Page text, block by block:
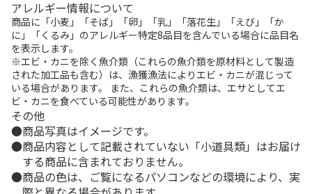
アレルギー情報について
商品に「小麦」「そば」「卵」「乳」「落花生」「えび」「か
に」「くるみ」のアレルギー特定8品目を含んでいる場合に品目名
を表示します。
※エビ・カニを除く魚介類（これらの魚介類を原材料として製造
された加工品も含む）は、漁獲漁法によりエビ・カニが混じって
いる場合があります。 また、これらの魚介類は、エサとしてエ
ビ・カニを食べている可能性があります。
その他
商品写真はイメージです。
商品内容として記載されていない「小道具類」はお届け
する商品に含まれておりません。
商品の色は、ご覧になるパソコンなどの環境により、実